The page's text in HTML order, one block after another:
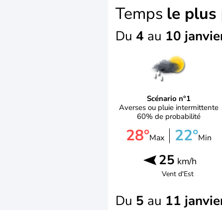
Temps le plus
Du 4 au 10
Scénario n°1
Averses ou pluie intermittente
60% de probabilité
28°Max 22°Min
25 km/h
Vent d'Est
Du 5 au 11